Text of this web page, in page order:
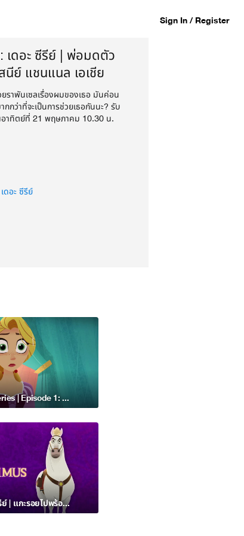
Sign In / Register
เดอะ ซีรีย์ | พ่อมดตัว
ย์ แชนแนล เอเชีย
ราพันเซลเรื่องผมของเธอ มันค่อน
กกว่าที่จะเป็นการช่วยเธอกันนะ? รับ
อาทิตย์ที่ 21 พฤษภาคม 10.30 น.
ดอะ ซีรีย์
Tangled: The Series | Episode 1: The Meaning of Boo? - Disney Channel Asia
Tangled: เดอะ ซีรีย์ | แกะรอยไปพร้อมกับแม็กซิมัส – ดิสนีย์ แชนแนล เอเชีย